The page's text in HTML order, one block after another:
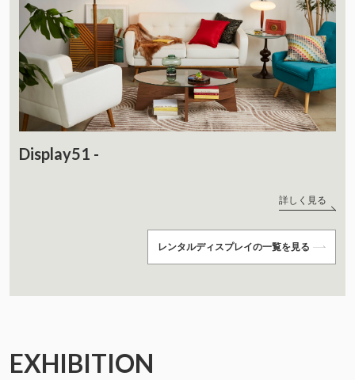
Display51 -
詳しく見る
レンタルディスプレイの一覧を見る
EXHIBITION